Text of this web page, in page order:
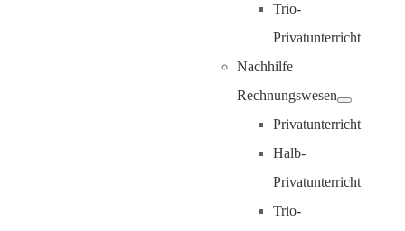
Trio-
Privatunterricht
Nachhilfe
Rechnungswesen
Privatunterricht
Halb-
Privatunterricht
Trio-